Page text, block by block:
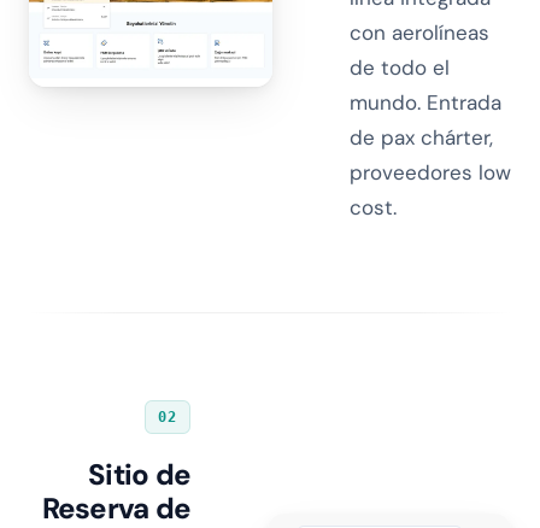
con aerolíneas
de todo el
mundo. Entrada
de pax chárter,
proveedores low
cost.
02
Sitio de
Reserva de